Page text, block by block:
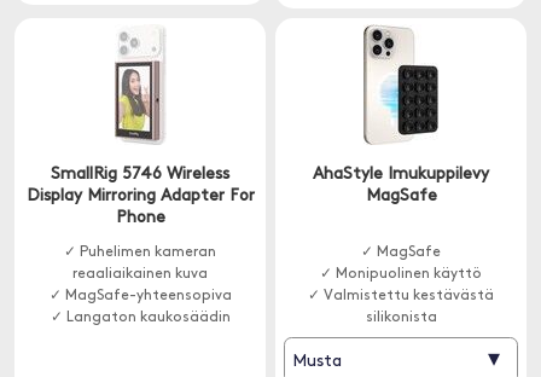
SmallRig 5746 Wireless
Display Mirroring Adapter For
Phone
✓ Puhelimen kameran
reaaliaikainen kuva
✓ MagSafe-yhteensopiva
✓ Langaton kaukosäädin
AhaStyle Imukuppilevy
MagSafe
✓ MagSafe
✓ Monipuolinen käyttö
✓ Valmistettu kestävästä
silikonista
Musta ▾